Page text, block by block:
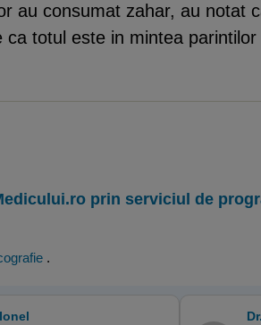
au consumat zahar, au notat
totul este in mintea
prin serviciul de
.